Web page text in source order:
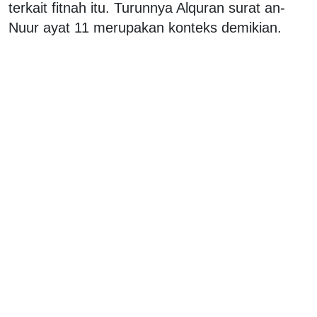
terkait fitnah itu. Turunnya Alquran surat an-
Nuur ayat 11 merupakan konteks demikian.